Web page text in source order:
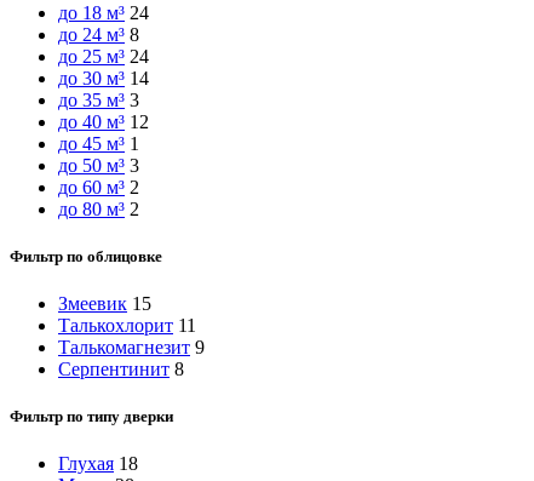
до 18 м³ 24
до 24 м³ 8
до 25 м³ 24
до 30 м³ 14
до 35 м³ 3
до 40 м³ 12
до 45 м³ 1
до 50 м³ 3
до 60 м³ 2
до 80 м³ 2
Фильтр по облицовке
Змеевик 15
Талькохлорит 11
Талькомагнезит 9
Серпентинит 8
Фильтр по типу дверки
Глухая 18